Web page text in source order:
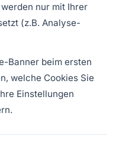
nur mit Ihrer
(z.B. Analyse-
Banner beim ersten
welche Cookies Sie
Einstellungen